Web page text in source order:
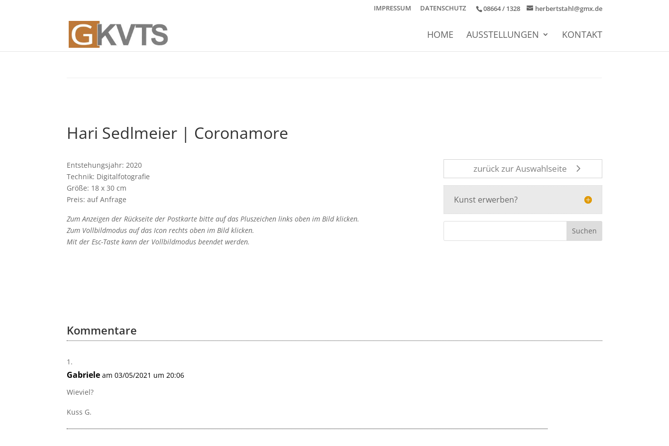
08664 / 1328 herbertstahl@gmx.de
IMPRESSUM DATENSCHUTZ
HOME AUSSTELLUNGEN KONTAKT
Hari Sedlmeier | Coronamore
Entstehungsjahr: 2020
Technik: Digitalfotografie
Größe: 18 x 30 cm
Preis: auf Anfrage
Zum Anzeigen der Rückseite der Postkarte bitte auf das Pluszeichen links oben im Bild klicken.
Zum Vollbildmodus auf das Icon rechts oben im Bild klicken.
Mit der Esc-Taste kann der Vollbildmodus beendet werden.
zurück zur Auswahlseite
Kunst erwerben?
Kommentare
Gabriele am 03/05/2021 um 20:06
Wieviel?
Kuss G.